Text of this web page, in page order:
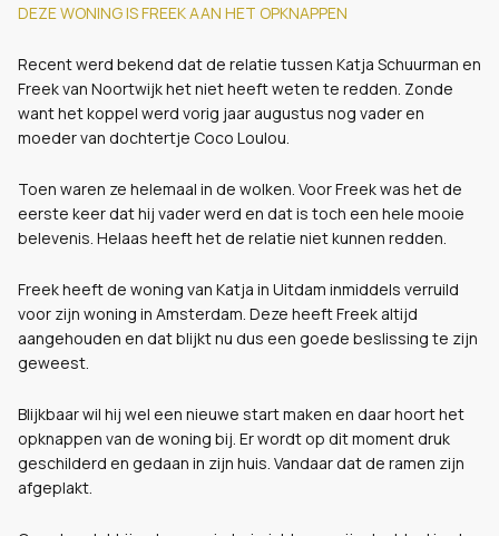
DEZE WONING IS FREEK AAN HET OPKNAPPEN
Recent werd bekend dat de relatie tussen Katja Schuurman en
Freek van Noortwijk het niet heeft weten te redden. Zonde
want het koppel werd vorig jaar augustus nog vader en
moeder van dochtertje Coco Loulou.
Toen waren ze helemaal in de wolken. Voor Freek was het de
eerste keer dat hij vader werd en dat is toch een hele mooie
belevenis. Helaas heeft het de relatie niet kunnen redden.
Freek heeft de woning van Katja in Uitdam inmiddels verruild
voor zijn woning in Amsterdam. Deze heeft Freek altijd
aangehouden en dat blijkt nu dus een goede beslissing te zijn
geweest.
Blijkbaar wil hij wel een nieuwe start maken en daar hoort het
opknappen van de woning bij. Er wordt op dit moment druk
geschilderd en gedaan in zijn huis. Vandaar dat de ramen zijn
afgeplakt.